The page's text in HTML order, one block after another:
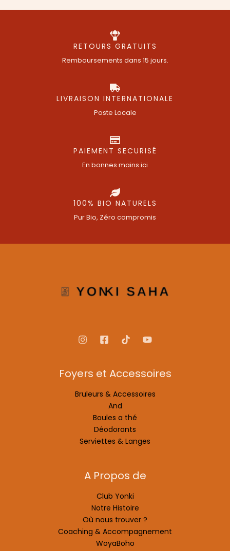
RETOURS GRATUITS
Remboursements dans 15 jours.
LIVRAISON INTERNATIONALE
Poste Locale
PAIEMENT SECURISÉ
En bonnes mains ici
100% BIO NATURELS
Pur Bio, Zéro compromis
Foyers et Accessoires
Bruleurs & Accessoires
And
Boules a thé
Déodorants
Serviettes & Langes
A Propos de
Club Yonki
Notre Histoire
Où nous trouver ?
Coaching & Accompagnement
WoyaBoho